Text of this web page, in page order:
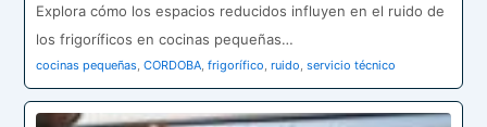
Explora cómo los espacios reducidos influyen en el ruido de
los frigoríficos en cocinas pequeñas…
cocinas pequeñas ,CORDOBA ,frigorífico ,ruido ,servicio técnico